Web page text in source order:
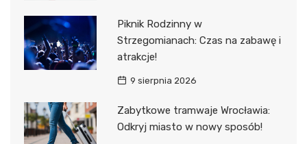
Piknik Rodzinny w
Strzegomianach: Czas na zabawę i
atrakcje!
9 sierpnia 2026
Zabytkowe tramwaje Wrocławia:
Odkryj miasto w nowy sposób!